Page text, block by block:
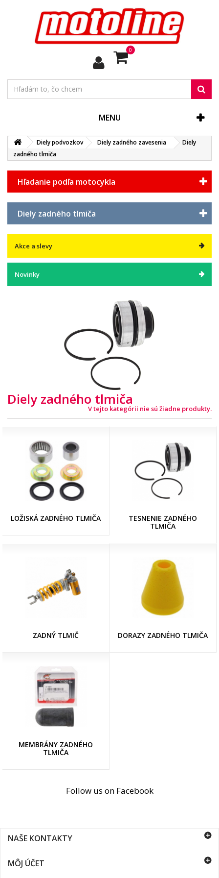
0
MENU
Diely podvozkov Diely zadného zavesenia
Diely
zadného tlmiča
Hľadanie podľa motocykla
Diely zadného tlmiča
Akce a slevy
Novinky
Diely zadného tlmiča
V tejto kategórii nie sú žiadne produkty.
LOŽISKÁ ZADNÉHO TLMIČA
TESNENIE ZADNÉHO
TLMIČA
ZADNÝ TLMIČ DORAZY ZADNÉHO TLMIČA
MEMBRÁNY ZADNÉHO
TLMIČA
Follow us on Facebook
NAŠE KONTAKTY
MÔJ ÚČET